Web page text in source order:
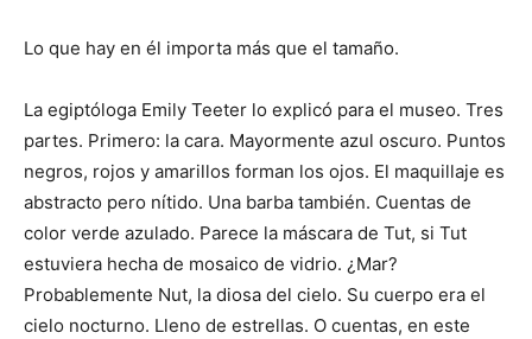
Lo que hay en él importa más que el tamaño.
La egiptóloga Emily Teeter lo explicó para el museo. Tres
partes. Primero: la cara. Mayormente azul oscuro. Puntos
negros, rojos y amarillos forman los ojos. El maquillaje es
abstracto pero nítido. Una barba también. Cuentas de
color verde azulado. Parece la máscara de Tut, si Tut
estuviera hecha de mosaico de vidrio. ¿Mar?
Probablemente Nut, la diosa del cielo. Su cuerpo era el
cielo nocturno. Lleno de estrellas. O cuentas, en este